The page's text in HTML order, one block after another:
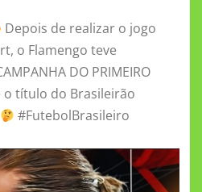
ss
e
n
g
er
n
o
kl
a
ss
ni
ki
ai
l
e
gr
a
m
a
re
Depois de realizar o jogo
o Flamengo teve
DO PRIMEIRO
o título do Brasileirão
#FutebolBrasileiro